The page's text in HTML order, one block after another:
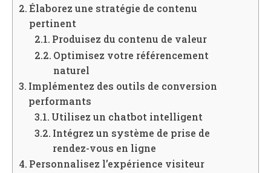
Élaborez une stratégie de contenu
pertinent
Produisez du contenu de valeur
Optimisez votre référencement
naturel
Implémentez des outils de conversion
performants
Utilisez un chatbot intelligent
Intégrez un système de prise de
rendez-vous en ligne
Personnalisez l’expérience visiteur